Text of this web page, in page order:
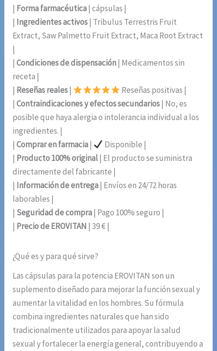
| Forma farmacéutica| cápsulas |
| Ingredientes activos| Tribulus Terrestris Fruit
Extract, Saw Palmetto Fruit Extract, Maca Root Extract
|
|Condiciones de dispensación| Medicamentos sin
receta |
| Reseñas reales|
Reseñas positivas |
|Contraindicaciones y efectos secundarios| No, es
posible que haya alergia o intolerancia individual a los
ingredientes. |
|Comprar en farmacia|
Disponible |
| Producto 100% original| El producto se suministra
directamente del fabricante |
| Información de entrega| Envíos en 24/72 horas
laborables |
| Seguridad de compra| Pago 100% seguro |
| Precio de EROVITAN | 39 € |
¿Qué es y para qué sirve?
Las cápsulas para la potencia EROVITAN son un
suplemento diseñado para mejorar la función sexual y
aumentar la vitalidad en los hombres. Su fórmula
combina ingredientes naturales que han sido
tradicionalmente utilizados para apoyar la salud
sexual y fortalecer la energía general, contribuyendo a